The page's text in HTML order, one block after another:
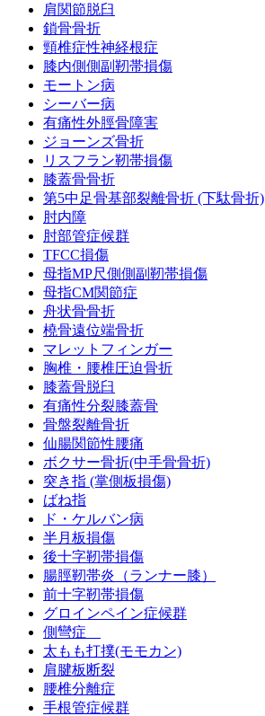
肩関節脱臼
鎖骨骨折
頸椎症性神経根症
膝内側側副靭帯損傷
モートン病
シーバー病
有痛性外脛骨障害
ジョーンズ骨折
リスフラン靭帯損傷
膝蓋骨骨折
第5中足骨基部裂離骨折 (下駄骨折)
肘内障
肘部管症候群
TFCC損傷
母指MP尺側側副靭帯損傷
母指CM関節症
舟状骨骨折
橈骨遠位端骨折
マレットフィンガー
胸椎・腰椎圧迫骨折
膝蓋骨脱臼
有痛性分裂膝蓋骨
骨盤裂離骨折
仙腸関節性腰痛
ボクサー骨折(中手骨骨折)
突き指 (掌側板損傷)
ばね指
ド・ケルバン病
半月板損傷
後十字靭帯損傷
腸脛靭帯炎（ランナー膝）
前十字靭帯損傷
グロインペイン症候群
側彎症
太もも打撲(モモカン)
肩腱板断裂
腰椎分離症
手根管症候群